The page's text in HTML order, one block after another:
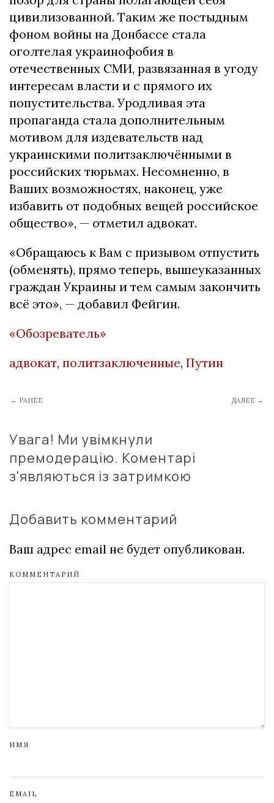
цивилизованной. Таким же постыдным
фоном войны на Донбассе стала
оголтелая украинофобия в
отечественных СМИ, развязанная в угоду
интересам власти и с прямого их
попустительства. Уродливая эта
пропаганда стала дополнительным
мотивом для издевательств над
украинскими политзаключёнными в
российских тюрьмах. Несомненно, в
Ваших возможностях, наконец, уже
избавить от подобных вещей российское
общество», — отметил адвокат.
«Обращаюсь к Вам с призывом отпустить
(обменять), прямо теперь, вышеуказанных
граждан Украины и тем самым закончить
всё это», — добавил Фейгин.
«Обозреватель»
адвокат, политзаключенные, Путин
← РАНЕЕ ДАЛЕЕ →
Увага! Ми увімкнули
премодерацію. Коментарі
з'являються із затримкою
Добавить комментарий
Ваш адрес email не будет опубликован.
КОММЕНТАРИЙ
ИМЯ
EMAIL